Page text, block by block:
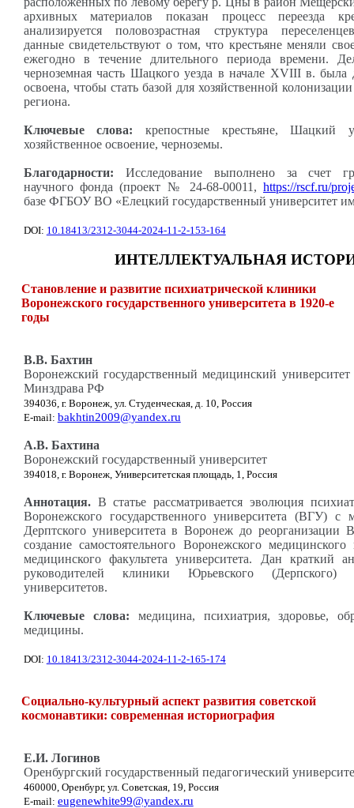
архивных материалов показан процесс переезда
анализируется половозрастная структура
данные свидетельствуют о том, что крестьяне меняли
ежегодно в течение длительного периода времени.
черноземная часть Шацкого уезда в начале XVIII в. была
освоена, чтобы стать базой для хозяйственной
региона.
Ключевые слова: крепостные крестьяне, Шацкий
хозяйственное освоение, черноземы.
Благодарности: Исследование выполнено за счет
научного фонда (проект № 24-68-00011, https://rscf.ru/
базе ФГБОУ ВО «Елецкий государственный университет
DOI: 10.18413/2312-3044-2024-11-2-153-164
ИНТЕЛЛЕКТУАЛЬНАЯ
Становление и развитие психиатрической клиники
Воронежского государственного университета в 1920-е
годы
В.В. Бахтин
Воронежский государственный медицинский
Минздрава РФ
394036, г. Воронеж, ул. Студенческая, д. 10, Россия
E-mail: bakhtin2009@yandex.ru
А.В. Бахтина
Воронежский государственный университет
394018, г. Воронеж, Университетская площадь, 1, Россия
Аннотация.В статье рассматривается эволюция
Воронежского государственного университета (ВГУ) с
Дерптского университета в Воронеж до
создание самостоятельного Воронежского
медицинского факультета университета. Дан краткий
руководителей клиники Юрьевского (Дерпского)
университетов.
Ключевые слова: медицина, психиатрия, здоровье,
медицины.
DOI: 10.18413/2312-3044-2024-11-2-165-174
Социально-культурный аспект развития советской
космонавтики: современная историография
Е.И. Логинов
Оренбургский государственный педагогический
460000, Оренбург, ул. Советская, 19, Россия
E-mail: eugenewhite99@yandex.ru